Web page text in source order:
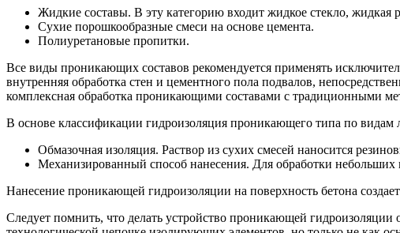
Жидкие составы. В эту категорию входит жидкое стекло,
Сухие порошкообразные смеси на основе цемента.
Полиуретановые пропитки.
Все виды проникающих составов рекомендуется применять
внутренняя обработка стен и цементного пола подвалов,
комплексная обработка проникающими составами с традиционными
В основе классификации гидроизоляция проникающего типа по видам
Обмазочная изоляция. Раствор из сухих смесей наносится
Механизированный способ нанесения. Для обработки
Нанесение проникающей гидроизоляции на поверхность бетона
Следует помнить, что делать устройство проникающей